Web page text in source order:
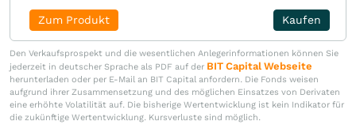
Kaufen
Zum Produkt
Den Verkaufsprospekt und die wesentlichen Anlegerinformationen können Sie
jederzeit in deutscher Sprache als PDF auf der BIT Capital Webseite
herunterladen oder per E-Mail an BIT Capital anfordern. Die Fonds weisen
aufgrund ihrer Zusammensetzung und des möglichen Einsatzes von Derivaten
eine erhöhte Volatilität auf. Die bisherige Wertentwicklung ist kein Indikator für
die zukünftige Wertentwicklung. Kursverluste sind möglich.